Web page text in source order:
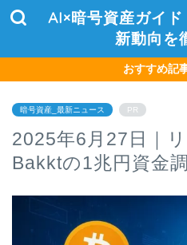
AI×暗号資産ガイ
新動向を
おすすめ記
暗号資産_最新ニュース PR
2025年6月27日｜
Bakktの1兆円資金